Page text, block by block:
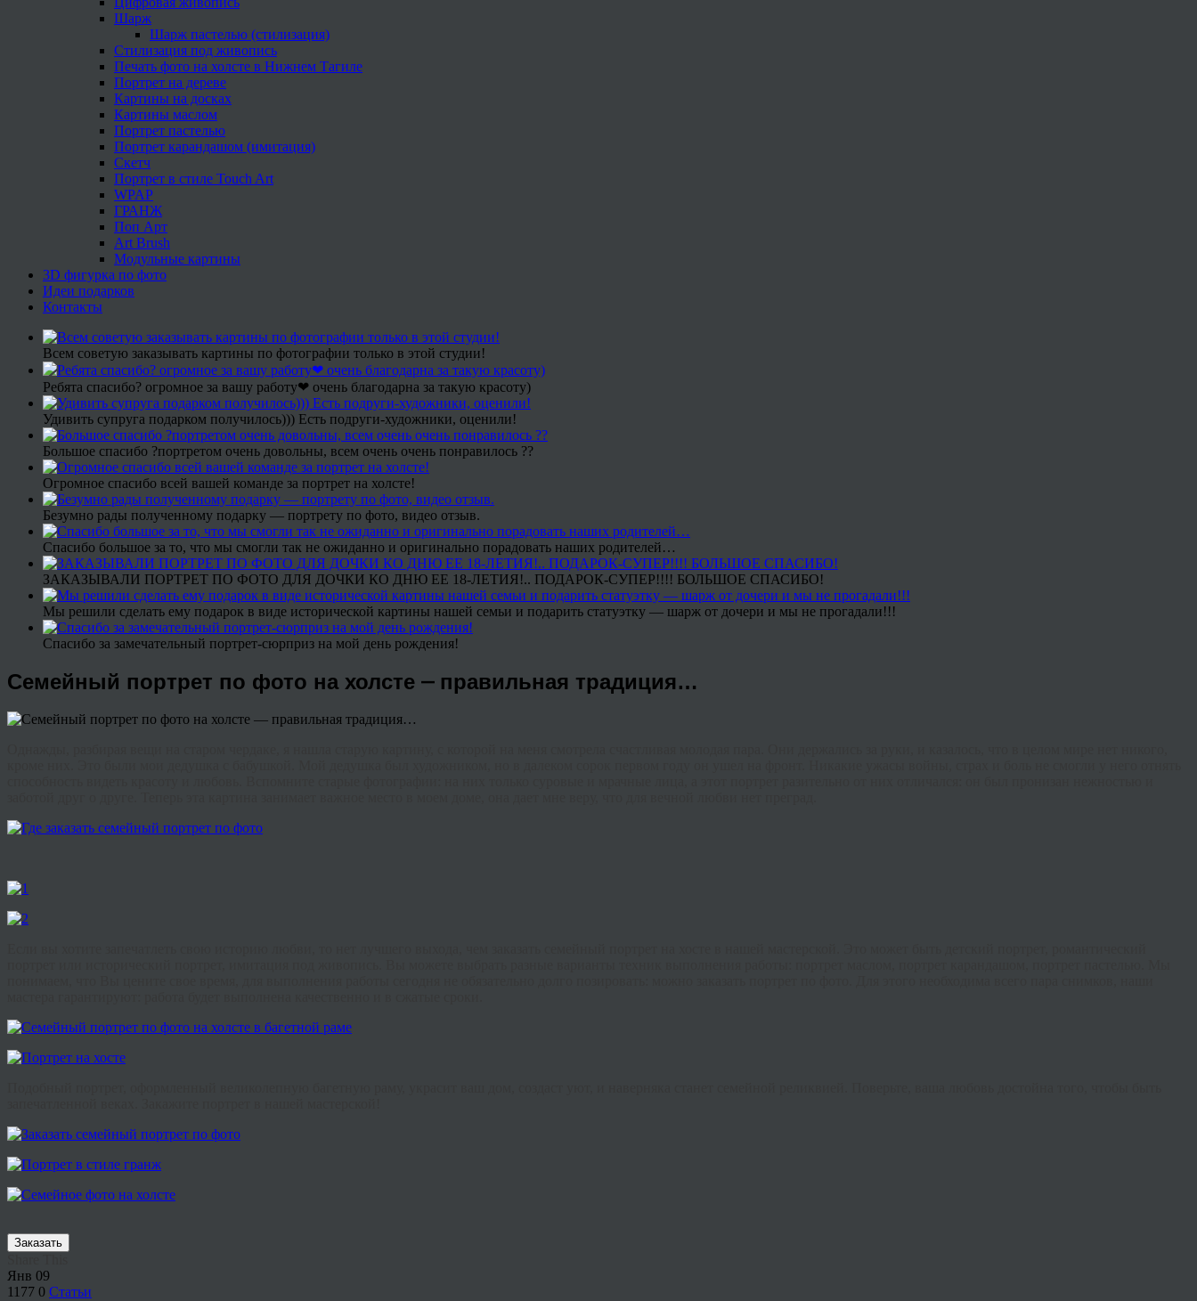
Шарж
Шарж пастелью (стилизация)
Стилизация под живопись
Печать фото на холсте в Нижнем Тагиле
Портрет на дереве
Картины на досках
Картины маслом
Портрет пастелью
Портрет карандашом (имитация)
Скетч
Портрет в стиле Touch Art
WPAP
ГРАНЖ
Поп Арт
Art Brush
Модульные картины
3D фигурка по фото
Идеи подарков
Контакты
Всем советую заказывать картины по фотографии только в этой студии!
Ребята спасибо? огромное за вашу работу❤ очень благодарна за такую красоту)
Удивить супруга подарком получилось))) Есть подруги-художники, оценили!
Большое спасибо ?портретом очень довольны, всем очень очень понравилось ??
Огромное спасибо всей вашей команде за портрет на холсте!
Безумно рады полученному подарку — портрету по фото, видео отзыв.
Спасибо большое за то, что мы смогли так не ожиданно и оригинально порадовать наших родителей…
ЗАКАЗЫВАЛИ ПОРТРЕТ ПО ФОТО ДЛЯ ДОЧКИ КО ДНЮ ЕЕ 18-ЛЕТИЯ!.. ПОДАРОК-СУПЕР!!!! БОЛЬШОЕ СПАСИБО!
Мы решили сделать ему подарок в виде исторической картины нашей семьи и подарить статуэтку — шарж от дочери и мы не прогадали!!!
Спасибо за замечательный портрет-сюрприз на мой день рождения!
Семейный портрет по фото на холсте — правильная традиция…
Заказать
Янв 09
1177 0 Статьи